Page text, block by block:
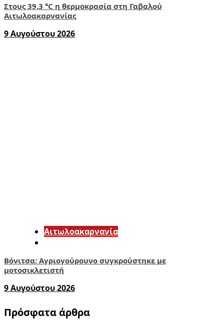
Στους 39,3 °C η θερμοκρασία στη Γαβαλού
Αιτωλοακαρνανίας
9 Αυγούστου 2026
Αιτωλοακαρνανία
Βόνιτσα: Αγριογούρουνο συγκρούστηκε με
μοτοσικλετιστή
9 Αυγούστου 2026
Πρόσφατα άρθρα